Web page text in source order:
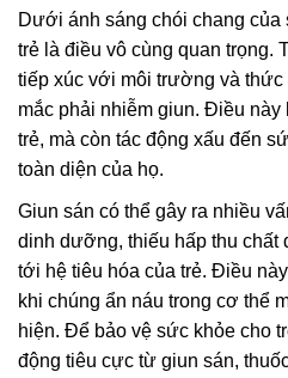
Dưới ánh sáng chói chang
trẻ là điều vô cùng quan trọng.
tiếp xúc với môi trường và thức
mắc phải nhiễm giun. Điều
trẻ, mà còn tác động xấu đến
toàn diện của họ.
Giun sán có thể gây ra nhiều
dinh dưỡng, thiếu hấp thu
tới hệ tiêu hóa của trẻ. Điều
khi chúng ẩn náu trong cơ thể
hiện. Để bảo vệ sức khỏe cho
động tiêu cực từ giun sán,